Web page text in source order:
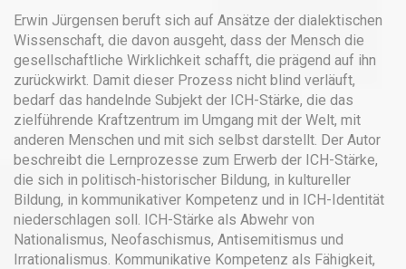
Erwin Jürgensen beruft sich auf Ansätze der dialektischen
Wissenschaft, die davon ausgeht, dass der Mensch die
gesellschaftliche Wirklichkeit schafft, die prägend auf ihn
zurückwirkt. Damit dieser Prozess nicht blind verläuft,
bedarf das handelnde Subjekt der ICH-Stärke, die das
zielführende Kraftzentrum im Umgang mit der Welt, mit
anderen Menschen und mit sich selbst darstellt. Der Autor
beschreibt die Lernprozesse zum Erwerb der ICH-Stärke,
die sich in politisch-historischer Bildung, in kultureller
Bildung, in kommunikativer Kompetenz und in ICH-Identität
niederschlagen soll. ICH-Stärke als Abwehr von
Nationalismus, Neofaschismus, Antisemitismus und
Irrationalismus. Kommunikative Kompetenz als Fähigkeit,